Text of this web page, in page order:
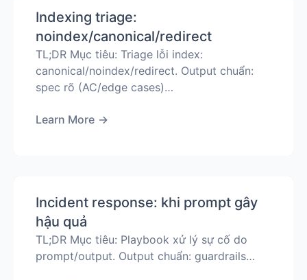
Indexing triage:
noindex/canonical/redirect
TL;DR Mục tiêu: Triage lỗi index:
canonical/noindex/redirect. Output chuẩn:
spec rõ (AC/edge cases)…
Learn More →
Incident response: khi prompt gây
hậu quả
TL;DR Mục tiêu: Playbook xử lý sự cố do
prompt/output. Output chuẩn: guardrails…